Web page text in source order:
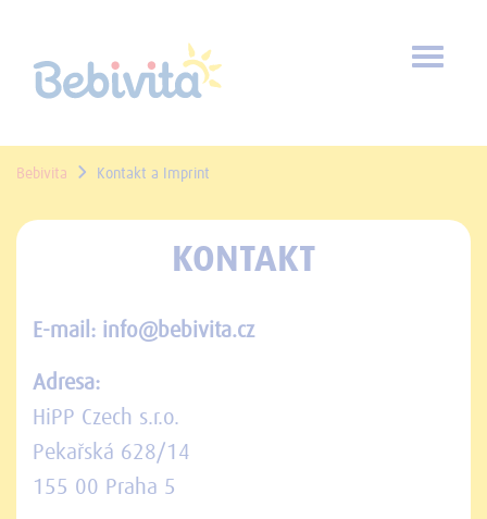
Toggle
Bebivita Kontakt a Imprint
KONTAKT
E-mail: info@bebivita.cz
Adresa:
HiPP Czech s.r.o.
Pekařská 628/14
155 00 Praha 5